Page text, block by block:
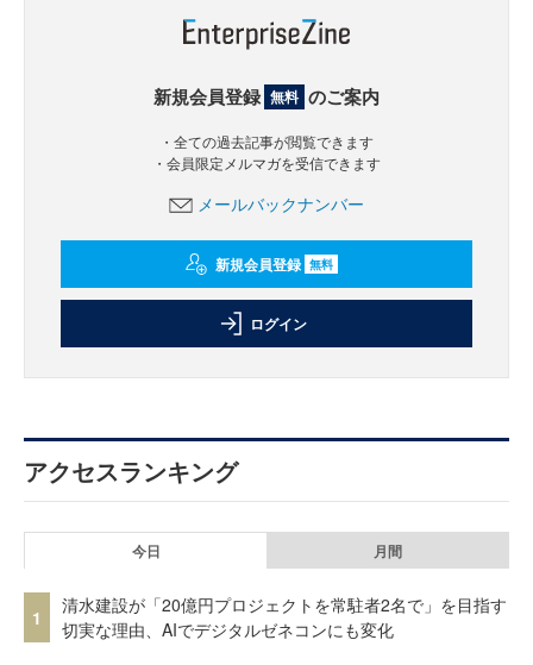
新規会員登録 無料 のご案内
・全ての過去記事が閲覧できます
・会員限定メルマガを受信できます
メールバックナンバー
新規会員登録 無料
ログイン
アクセスランキング
今日 月間
1
清水建設が「20億円プロジェクトを常駐者2名で」を目指す
切実な理由、AIでデジタルゼネコンにも変化